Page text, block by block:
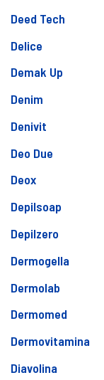
Deed Tech
Delice
Demak Up
Denim
Denivit
Deo Due
Deox
Depilsoap
Depilzero
Dermogella
Dermolab
Dermomed
Dermovitamina
Diavolina